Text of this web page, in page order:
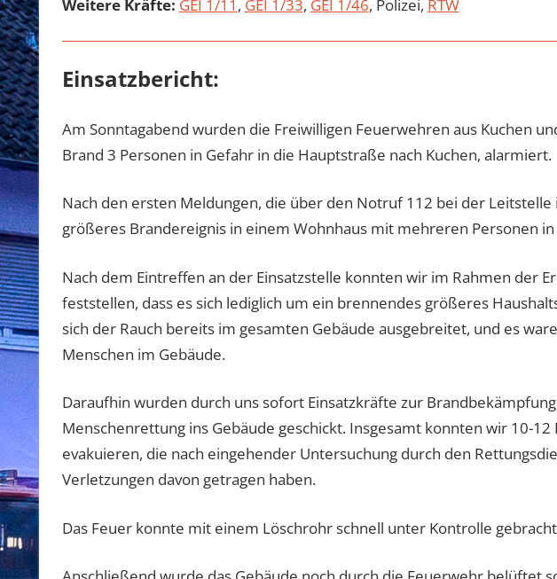
Weitere Kräfte: GEI 1/11 , GEI 1/33, GEI 1/46, Polizei, RTW
Einsatzbericht:
Am Sonntagabend wurden die Freiwilligen Feuerwehren aus Kuchen
Brand 3 Personen in Gefahr in die Hauptstraße nach Kuchen, alarmiert.
Nach den ersten Meldungen, die über den Notruf 112 bei der
größeres Brandereignis in einem Wohnhaus mit mehreren Personen
Nach dem Eintreffen an der Einsatzstelle konnten wir im Rahmen der
feststellen, dass es sich lediglich um ein brennendes größeres
sich der Rauch bereits im gesamten Gebäude ausgebreitet, und es
Menschen im Gebäude.
Daraufhin wurden durch uns sofort Einsatzkräfte zur
Menschenrettung ins Gebäude geschickt. Insgesamt konnten wir 10-12
evakuieren, die nach eingehender Untersuchung durch den
Verletzungen davon getragen haben.
Das Feuer konnte mit einem Löschrohr schnell unter Kontrolle